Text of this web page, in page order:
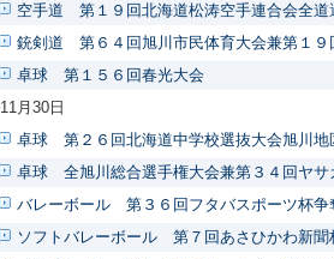
空手道 第１９回北海道松涛空手連合会全道
銃剣道 第６４回旭川市民体育大会兼第１９
卓球 第１５６回春光大会
11月30日
卓球 第２６回北海道中学校選抜大会旭川地
卓球 全旭川総合選手権大会兼第３４回ヤサ
バレーボール 第３６回フタバスポーツ杯争
ソフトバレーボール 第７回あさひかわ新聞